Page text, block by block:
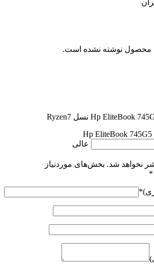
محصول نوشته نشده است.
Hp EliteBook 745G5
عالی
نخواهد شد. بخش‌های موردنیاز
*
*